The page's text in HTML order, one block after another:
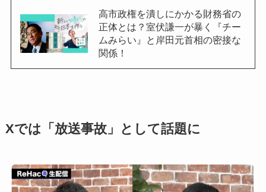
高市政権を潰しにかかる財務省の
正体とは？室伏謙一が暴く『チー
ムみらい』と岸田元首相の密接な
関係！
Xでは「放送事故」として話題に